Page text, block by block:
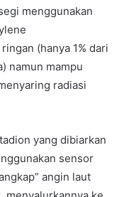
menggunakan
(hanya 1% dari
namun mampu
radiasi
yang dibiarkan
sensor
angin laut